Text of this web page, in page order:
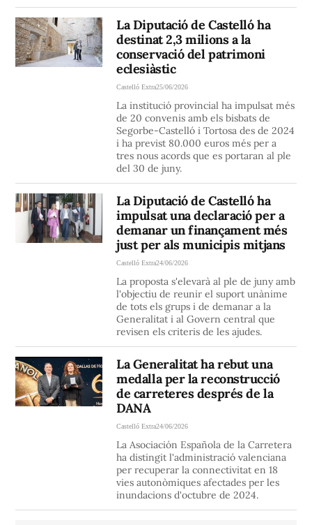
La Diputació de Castelló ha
destinat 2,3 milions a la
conservació del patrimoni
eclesiàstic
Castelló Extra25/06/2026
La institució provincial ha impulsat més
de 20 convenis amb els bisbats de
Segorbe-Castelló i Tortosa des de 2024
i ha previst 80.000 euros més per a
tres nous acords que es portaran al ple
del 30 de juny.
La Diputació de Castelló ha
impulsat una declaració per a
demanar un finançament més
just per als municipis mitjans
Castelló Extra24/06/2026
La proposta s'elevarà al ple de juny amb
l'objectiu de reunir el suport unànime
de tots els grups i de demanar a la
Generalitat i al Govern central que
revisen els criteris de les ajudes.
La Generalitat ha rebut una
medalla per la reconstrucció
de carreteres després de la
DANA
Castelló Extra24/06/2026
La Asociación Española de la Carretera
ha distingit l'administració valenciana
per recuperar la connectivitat en 18
vies autonòmiques afectades per les
inundacions d'octubre de 2024.